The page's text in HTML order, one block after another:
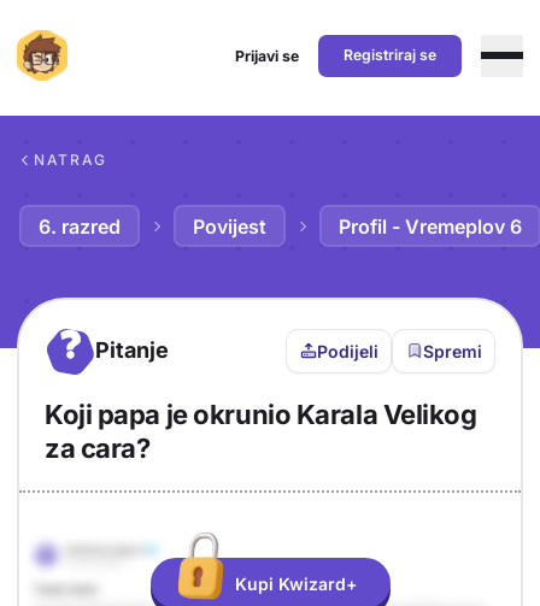
Prijavi se Registriraj se
NATRAG
6. razred Povijest Profil - Vremeplov 6
? Pitanje Podijeli Spremi
Koji papa je okrunio Karala Velikog
za cara?
Odgovor
Objašnjenje
Kupi Kwizard+